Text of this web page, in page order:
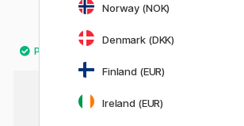
46 KR
Norway (NOK)
Denmark (DKK)
Finland (EUR)
Ireland (EUR)